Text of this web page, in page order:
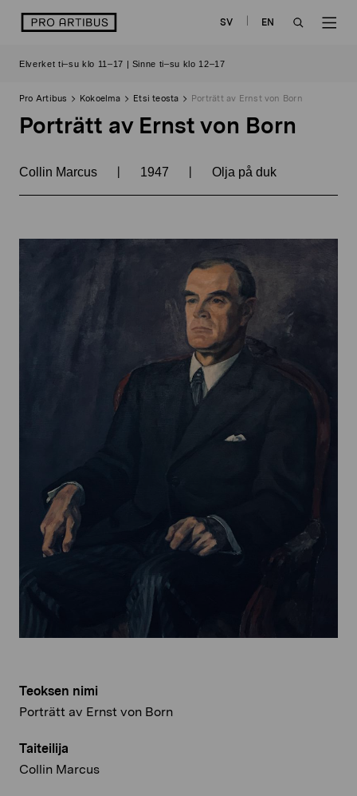
sisältöön
logo SV
EN
Elverket ti–su klo 11–17 | Sinne ti–su klo 12–17
Pro Artibus Kokoelma Etsi teosta Porträtt av Ernst von Born
Porträtt av Ernst von Born
Collin Marcus | 1947 | Olja på duk
Teoksen nimi
Porträtt av Ernst von Born
Taiteilija
Collin Marcus